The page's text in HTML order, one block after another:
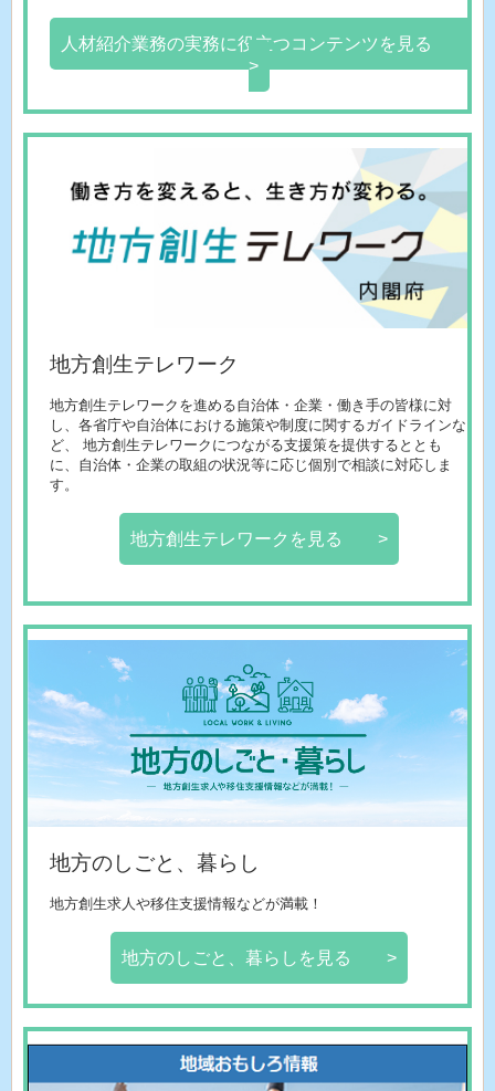
人材紹介業務の実務に役立つコンテンツを見る
>
地方創生テレワーク
地方創生テレワークを進める自治体・企業・働き手の皆様に対
し、各省庁や自治体における施策や制度に関するガイドラインな
ど、 地方創生テレワークにつながる支援策を提供するととも
に、自治体・企業の取組の状況等に応じ個別で相談に対応しま
す。
地方創生テレワークを見る >
地方のしごと、暮らし
地方創生求人や移住支援情報などが満載！
地方のしごと、暮らしを見る >